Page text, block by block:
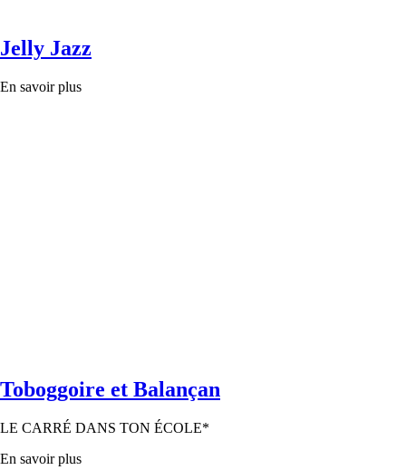
Jelly Jazz
En savoir plus
Toboggoire et Balançan
LE CARRÉ DANS TON ÉCOLE*
En savoir plus